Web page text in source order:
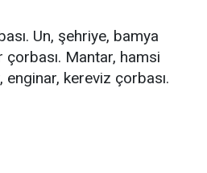
Un, şehriye, bamya
Mantar, hamsi
enginar, kereviz çorbası.